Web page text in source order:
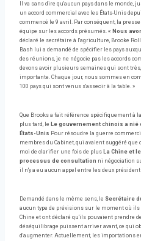
Il va sans dire qu'aucun pays dans le monde,
un accord commercial avec les États-Unis
commencé le 9 avril. Par conséquent, la
équipe sur les accords présumés. « Nous
déclaré le secrétaire à l'agriculture, Brooke
Bash lui a demandé de spécifier les pays
des réunions, je ne négocie pas les accords
devons avoir plusieurs semaines qui sont
importante. Chaque jour, nous sommes en
100 pays qui sont venus s'asseoir à la table. »
Que Brooks a fait référence spécifiquement à
plus tard, le Le gouvernement chinois a
États-Unis Pour résoudre la guerre
membres du Cabinet, qui avaient suggéré
moi de clarifier une fois de plus La Chine et
processus de consultation ni négociation
il n'y a eu aucun appel entre les deux
Demandé dans le même sens, le Secrétaire
aucun type de prévisions sur le moment où ils
Chine et ont déclaré qu'ils pouvaient prendre
déséquilibrage puissent arriver avant, ce qui
d'augmenter. Actuellement, les importations